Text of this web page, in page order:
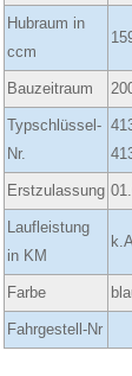
Hubraum in
ccm
Bauzeitraum
Typschlüssel-
Nr.
Erstzulassung
Laufleistung
in KM
Farbe
Fahrgestell-Nr